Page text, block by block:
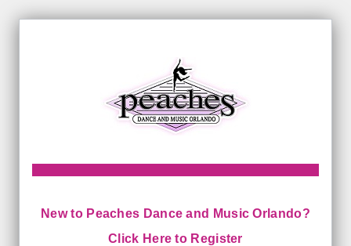
New to Peaches Dance and Music Orlando?
Click Here to Register